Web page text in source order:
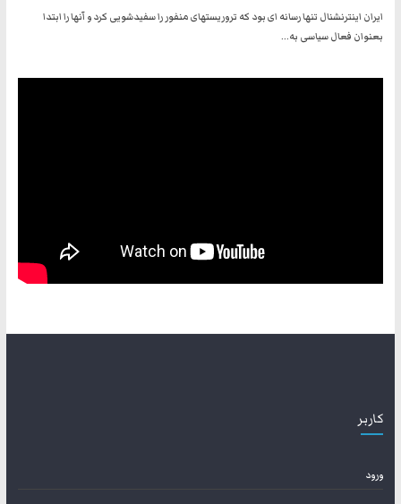
ایران اینترنشنال تنها رسانه ای بود که تروریستهای منفور را سفیدشویی کرد و آنها را ابتدا
بعنوان فعال سیاسی به…
کاربر
ورود